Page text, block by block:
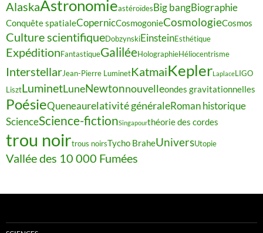
AlaskaAstronomieastéroïdesBig bangBiographie
Conquête spatialeCopernicCosmogonieCosmologieCosmos
Culture scientifiqueDobzynskiEinsteinEsthétique
ExpéditionFantastiqueGaliléeHolographieHéliocentrisme
InterstellarJean-Pierre LuminetKatmaiKeplerLaplaceLIGO
LisztLuminetLuneNewtonnouvelleondes gravitationnelles
PoésieQueneaurelativité généraleRoman historique
ScienceScience-fictionSingapourthéorie des cordes
trou noirtrous noirsTycho BraheUniversUtopie
Vallée des 10 000 Fumées